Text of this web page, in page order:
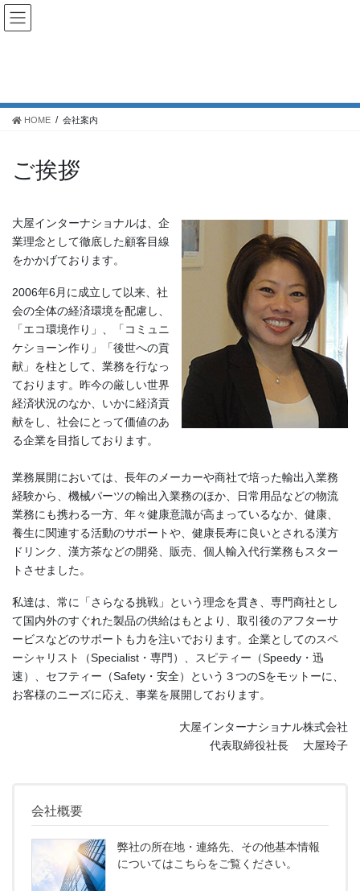
コ
ン
ス
ナ
ビ
ン
HOME 会社案内
ご挨拶
大屋インターナショナルは、企
業理念として徹底した顧客目線
をかかげております。
2006年6月に成立して以来、社
会の全体の経済環境を配慮し、
「エコ環境作り」、「コミュニ
ケショーン作り」「後世への貢
献」を柱として、業務を行なっ
ております。昨今の厳しい世界
経済状況のなか、いかに経済貢
献をし、社会にとって価値のあ
る企業を目指しております。
業務展開においては、長年のメーカーや商社で培った輸出入業務
経験から、機械パーツの輸出入業務のほか、日常用品などの物流
業務にも携わる一方、年々健康意識が高まっているなか、健康、
養生に関連する活動のサポートや、健康長寿に良いとされる漢方
ドリンク、漢方茶などの開発、販売、個人輸入代行業務もスター
トさせました。
私達は、常に「さらなる挑戦」という理念を貫き、専門商社とし
て国内外のすぐれた製品の供給はもとより、取引後のアフターサ
ービスなどのサポートも力を注いでおります。企業としてのスペ
ーシャリスト（Specialist・専門）、スピティー（Speedy・迅
速）、セフティー（Safety・安全）という３つのSをモットーに、
お客様のニーズに応え、事業を展開しております。
大屋インターナショナル株式会社
代表取締役社長 大屋玲子
会社概要
弊社の所在地・連絡先、その他基本情報
についてはこちらをご覧ください。